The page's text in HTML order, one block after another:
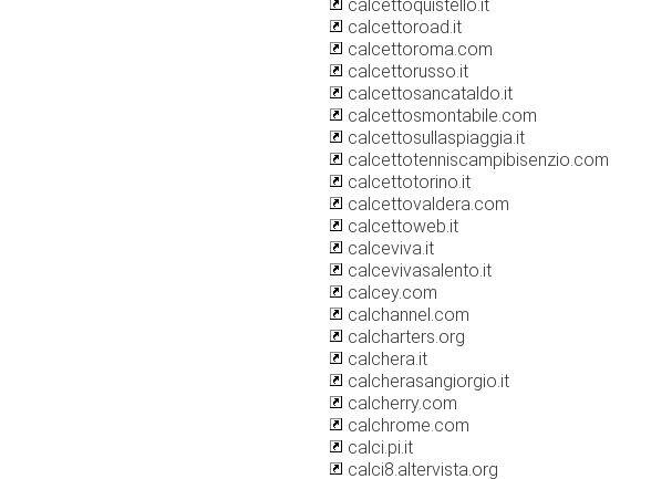
calcettoquistello.it
calcettoroad.it
calcettoroma.com
calcettorusso.it
calcettosancataldo.it
calcettosmontabile.com
calcettosullaspiaggia.it
calcettotenniscampibisenzio.com
calcettotorino.it
calcettovaldera.com
calcettoweb.it
calceviva.it
calcevivasalento.it
calcey.com
calchannel.com
calcharters.org
calchera.it
calcherasangiorgio.it
calcherry.com
calchrome.com
calci.pi.it
calci8.altervista.org